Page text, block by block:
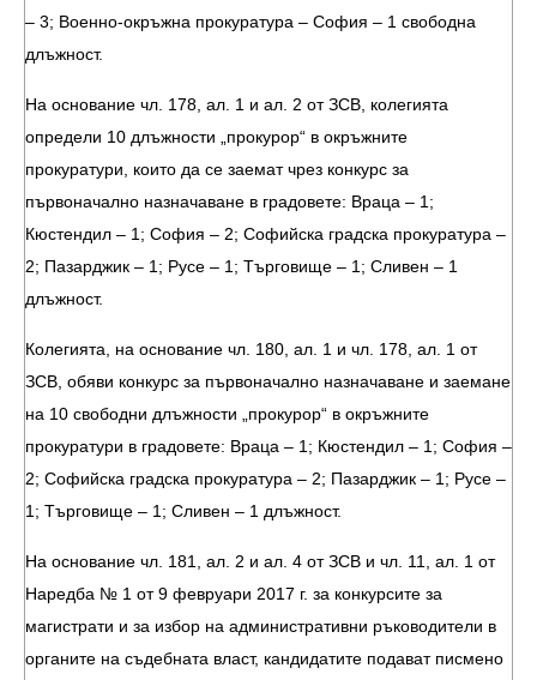
– 3; Военно-окръжна прокуратура – София – 1 свободна
длъжност.
На основание чл. 178, ал. 1 и ал. 2 от ЗСВ, колегията
определи 10 длъжности „прокурор“ в окръжните
прокуратури, които да се заемат чрез конкурс за
първоначално назначаване в градовете: Враца – 1;
Кюстендил – 1; София – 2; Софийска градска прокуратура –
2; Пазарджик – 1; Русе – 1; Търговище – 1; Сливен – 1
длъжност.
Колегията, на основание чл. 180, ал. 1 и чл. 178, ал. 1 от
ЗСВ, обяви конкурс за първоначално назначаване и заемане
на 10 свободни длъжности „прокурор“ в окръжните
прокуратури в градовете: Враца – 1; Кюстендил – 1; София –
2; Софийска градска прокуратура – 2; Пазарджик – 1; Русе –
1; Търговище – 1; Сливен – 1 длъжност.
На основание чл. 181, ал. 2 и ал. 4 от ЗСВ и чл. 11, ал. 1 от
Наредба № 1 от 9 февруари 2017 г. за конкурсите за
магистрати и за избор на административни ръководители в
органите на съдебната власт, кандидатите подават писмено